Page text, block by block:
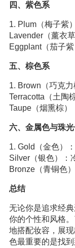
四、紫色系
1. Plum（梅子紫
Lavender（薰衣
Eggplant（茄子
五、棕色系
1. Brown（巧克
Terracotta（土陶
Taupe（烟熏棕）
六、金属色与珠
1. Gold（金色）
Silver（银色）：
Bronze（青铜色
总结
无论你是追求经
你的个性和风格
地搭配妆容，展
色最重要的是找